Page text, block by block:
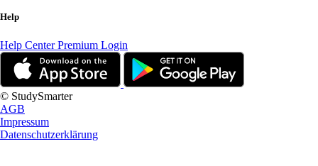
Help
Help CenterPremium Login
© StudySmarter
AGB
Impressum
Datenschutzerklärung